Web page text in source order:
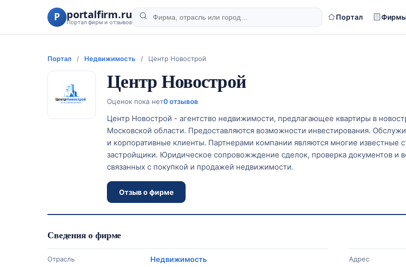
P portalfirm.ru
Портал фирм и отзывов
Портал
Портал / Недвижимость / Центр Новострой
Центр Новострой
Оценок пока нет0 отзывов
Центр Новострой - агентство недвижимости, предлагающее квартиры в
Московской области. Предоставляются возможности инвестирования.
и корпоративные клиенты. Партнерами компании являются многие известные
застройщики. Юридическое сопровожждение сделок, проверка документов и
связанных с покупкой и продажей недвижимости.
Отзыв о фирме
Сведения о фирме
Отрасль Недвижимость Адрес